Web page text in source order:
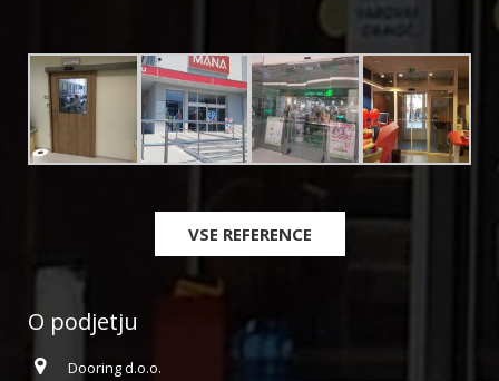
VSE REFERENCE
O podjetju
Dooring d.o.o.